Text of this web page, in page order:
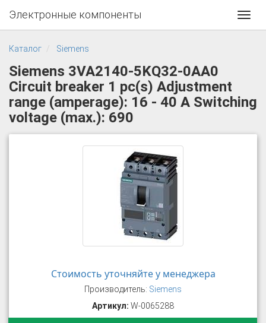
Электронные компоненты
Каталог Siemens
Siemens 3VA2140-5KQ32-0AA0
Circuit breaker 1 pc(s) Adjustment
range (amperage): 16 - 40 A Switching
voltage (max.): 690
Стоимость уточняйте у менеджера
Производитель: Siemens
Артикул: W-0065288